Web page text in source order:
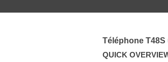
Téléphone
QUICK